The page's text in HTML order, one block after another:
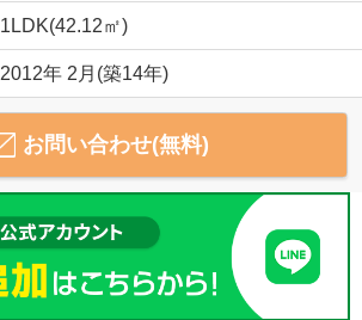
1LDK(42.12㎡)
2012年 2月(築14年)
お問い合わせ(無料)